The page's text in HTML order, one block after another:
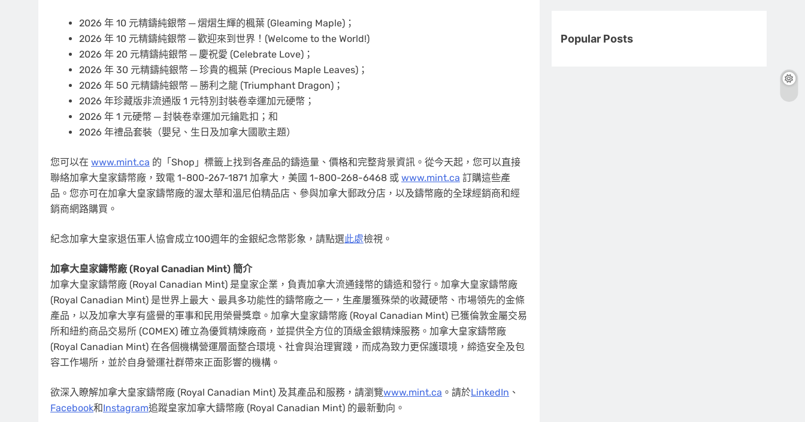
2026 年 10 元精鑄純銀幣 ─ 熠熠生輝的楓葉 (Gleaming Maple)；
2026 年 10 元精鑄純銀幣 ─ 歡迎來到世界！(Welcome to the World!)
2026 年 20 元精鑄純銀幣 ─ 慶祝愛 (Celebrate Love)；
2026 年 30 元精鑄純銀幣 ─ 珍貴的楓葉 (Precious Maple Leaves)；
2026 年 50 元精鑄純銀幣 ─ 勝利之龍 (Triumphant Dragon)；
2026 年珍藏版非流通版 1 元特別封裝卷幸運加元硬幣；
2026 年 1 元硬幣 ─ 封裝卷幸運加元鑰匙扣；和
2026 年禮品套裝（嬰兒、生日及加拿大國歌主題）
您可以在 www.mint.ca 的「Shop」標籤上找到各產品的鑄造量、價格和完整背景資訊。從今天起，您可以直接
聯絡加拿大皇家鑄幣廠，致電 1-800-267-1871 加拿大，美國 1-800-268-6468 或 www.mint.ca 訂購這些產
品。您亦可在加拿大皇家鑄幣廠的渥太華和溫尼伯精品店、參與加拿大郵政分店，以及鑄幣廠的全球經銷商和經
銷商網路購買。
紀念加拿大皇家退伍軍人協會成立100週年的金銀紀念幣影象，請點選此處檢視。
加拿大皇家鑄幣廠 (Royal Canadian Mint) 簡介
加拿大皇家鑄幣廠 (Royal Canadian Mint) 是皇家企業，負責加拿大流通錢幣的鑄造和發行。加拿大皇家鑄幣廠
(Royal Canadian Mint) 是世界上最大、最具多功能性的鑄幣廠之一，生產屢獲殊榮的收藏硬幣、市場領先的金條
產品，以及加拿大享有盛譽的軍事和民用榮譽獎章。加拿大皇家鑄幣廠 (Royal Canadian Mint) 已獲倫敦金屬交易
所和紐約商品交易所 (COMEX) 確立為優質精煉廠商，並提供全方位的頂級金銀精煉服務。加拿大皇家鑄幣廠
(Royal Canadian Mint) 在各個機構營運層面整合環境、社會與治理實踐，而成為致力更保護環境，締造安全及包
容工作場所，並於自身營運社群帶來正面影響的機構。
欲深入瞭解加拿大皇家鑄幣廠 (Royal Canadian Mint) 及其產品和服務，請瀏覽www.mint.ca 。請於LinkedIn 、
Facebook和Instagram追蹤皇家加拿大鑄幣廠 (Royal Canadian Mint) 的最新動向。
Popular Posts